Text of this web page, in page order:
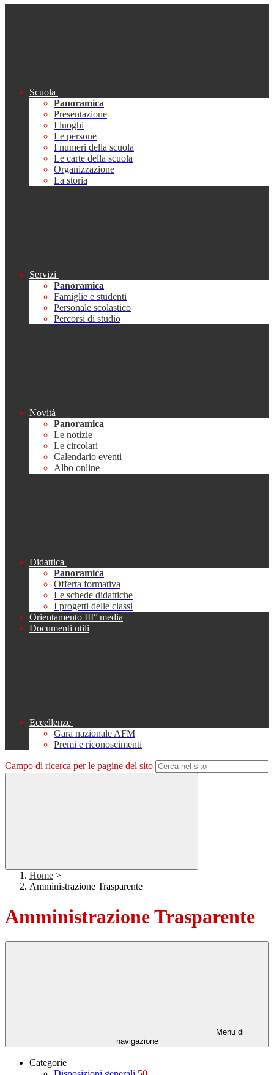
Scuola
Panoramica
Presentazione
I luoghi
Le persone
I numeri della scuola
Le carte della scuola
Organizzazione
La storia
Servizi
Panoramica
Famiglie e studenti
Personale scolastico
Percorsi di studio
Novità
Panoramica
Le notizie
Le circolari
Calendario eventi
Albo online
Didattica
Panoramica
Offerta formativa
Le schede didattiche
I progetti delle classi
Orientamento III° media
Documenti utili
Eccellenze
Gara nazionale AFM
Premi e riconoscimenti
Campo di ricerca per le pagine del sito
Home >
Amministrazione Trasparente
Amministrazione Trasparente
Menu di
navigazione
Categorie